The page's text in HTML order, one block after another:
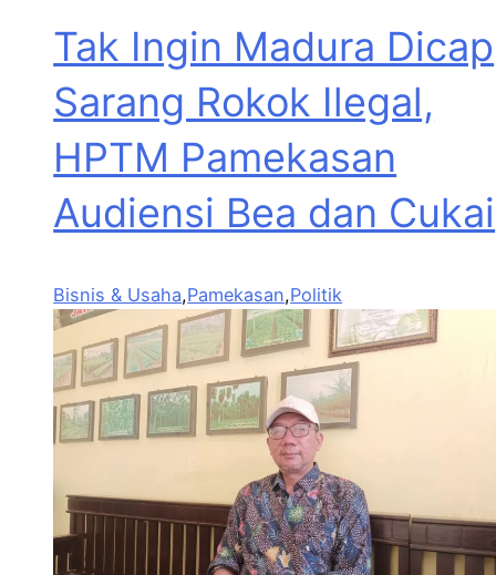
Tak Ingin Madura Dicap
Sarang Rokok Ilegal,
HPTM Pamekasan
Audiensi Bea dan Cukai
Bisnis & Usaha,Pamekasan,Politik